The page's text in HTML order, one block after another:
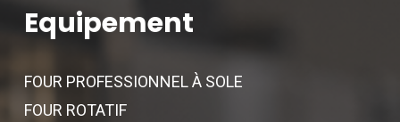
Equipement
FOUR PROFESSIONNEL À SOLE
FOUR ROTATIF